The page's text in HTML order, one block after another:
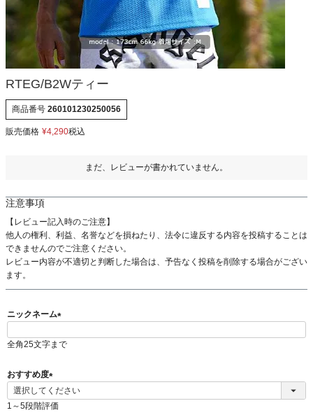
RTEG/B2Wティー
商品番号 260101230250056
販売価格 ¥4,290税込
まだ、レビューが書かれていません。
注意事項
【レビュー記入時のご注意】
他人の権利、利益、名誉などを損ねたり、法令に違反する内容を投稿することは
できませんのでご注意ください。
レビュー内容が不適切と判断した場合は、予告なく投稿を削除する場合がござい
ます。
ニックネーム
必
全角25文字まで
おすすめ度
(
必
1～5段階評価